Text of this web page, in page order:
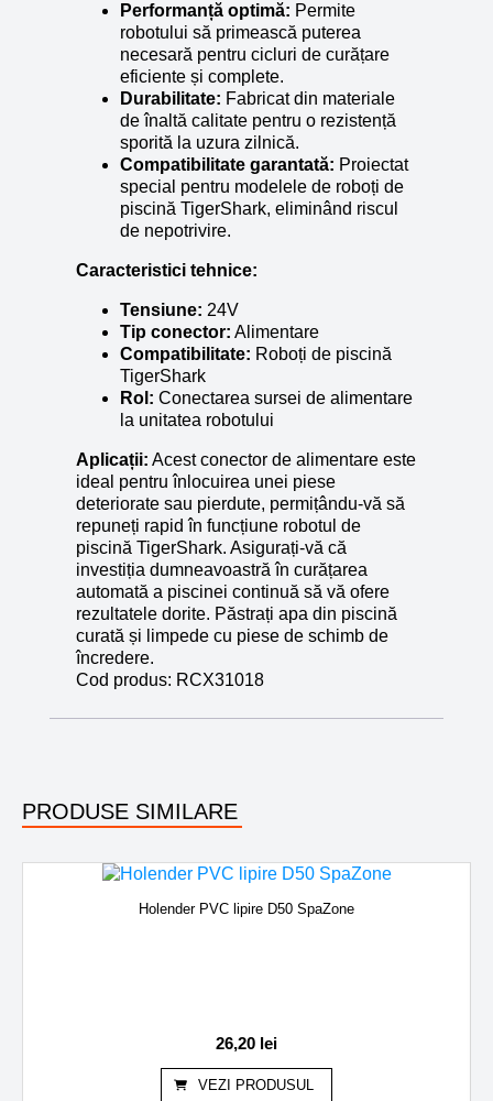
Performanță optimă: Permite
robotului să primească puterea
necesară pentru cicluri de curățare
eficiente și complete.
Durabilitate: Fabricat din materiale
de înaltă calitate pentru o rezistență
sporită la uzura zilnică.
Compatibilitate garantată: Proiectat
special pentru modelele de roboți de
piscină TigerShark, eliminând riscul
de nepotrivire.
Caracteristici tehnice:
Tensiune: 24V
Tip conector: Alimentare
Compatibilitate: Roboți de piscină
TigerShark
Rol: Conectarea sursei de alimentare
la unitatea robotului
Aplicații: Acest conector de alimentare este
ideal pentru înlocuirea unei piese
deteriorate sau pierdute, permițându-vă să
repuneți rapid în funcțiune robotul de
piscină TigerShark. Asigurați-vă că
investiția dumneavoastră în curățarea
automată a piscinei continuă să vă ofere
rezultatele dorite. Păstrați apa din piscină
curată și limpede cu piese de schimb de
încredere.
Cod produs: RCX31018
PRODUSE SIMILARE
Holender PVC lipire D50 SpaZone
26,20 lei
VEZI PRODUSUL